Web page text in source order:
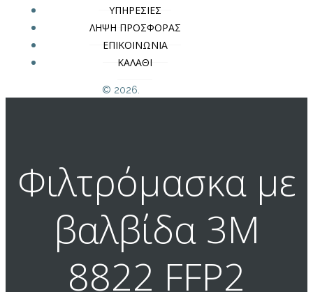
ΥΠΗΡΕΣΙΕΣ
ΛΗΨΗ ΠΡΟΣΦΟΡΑΣ
ΕΠΙΚΟΙΝΩΝΙΑ
ΚΑΛΑΘΙ
© 2026.
Φιλτρόμασκα με
βαλβίδα 3M
8822 FFP2